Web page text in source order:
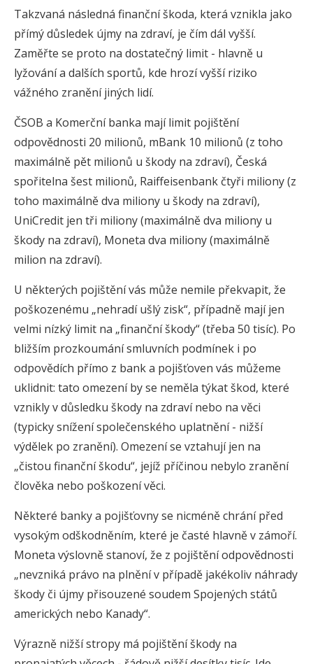
Takzvaná následná finanční škoda, která vznikla jako
přímý důsledek újmy na zdraví, je čím dál vyšší.
Zaměřte se proto na dostatečný limit - hlavně u
lyžování a dalších sportů, kde hrozí vyšší riziko
vážného zranění jiných lidí.
ČSOB a Komerční banka mají limit pojištění
odpovědnosti 20 milionů, mBank 10 milionů (z toho
maximálně pět milionů u škody na zdraví), Česká
spořitelna šest milionů, Raiffeisenbank čtyři miliony (z
toho maximálně dva miliony u škody na zdraví),
UniCredit jen tři miliony (maximálně dva miliony u
škody na zdraví), Moneta dva miliony (maximálně
milion na zdraví).
U některých pojištění vás může nemile překvapit, že
poškozenému „nehradí ušlý zisk“, případně mají jen
velmi nízký limit na „finanční škody“ (třeba 50 tisíc). Po
bližším prozkoumání smluvních podmínek i po
odpovědích přímo z bank a pojišťoven vás můžeme
uklidnit: tato omezení by se neměla týkat škod, které
vznikly v důsledku škody na zdraví nebo na věci
(typicky snížení společenského uplatnění - nižší
výdělek po zranění). Omezení se vztahují jen na
„čistou finanční škodu“, jejíž příčinou nebylo zranění
člověka nebo poškození věci.
Některé banky a pojišťovny se nicméně chrání před
vysokým odškodněním, které je časté hlavně v zámoří.
Moneta výslovně stanoví, že z pojištění odpovědnosti
„nevzniká právo na plnění v případě jakékoliv náhrady
škody či újmy přisouzené soudem Spojených států
amerických nebo Kanady“.
Výrazně nižší stropy má pojištění škody na